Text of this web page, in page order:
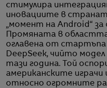
стимулира
иновациите в
„момент на Android“ за
Промяната в
оглавена от стартъпа
DeepSeek, чийто
тази година. Той
американските играчи
относно огромните